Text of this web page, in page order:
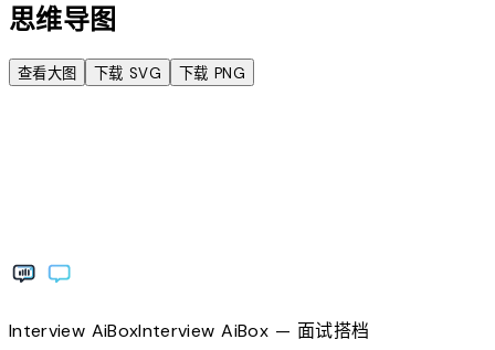
思维导图
查看大图 下载 SVG 下载 PNG
Interview AiBoxInterviewAiBox— 面试搭档